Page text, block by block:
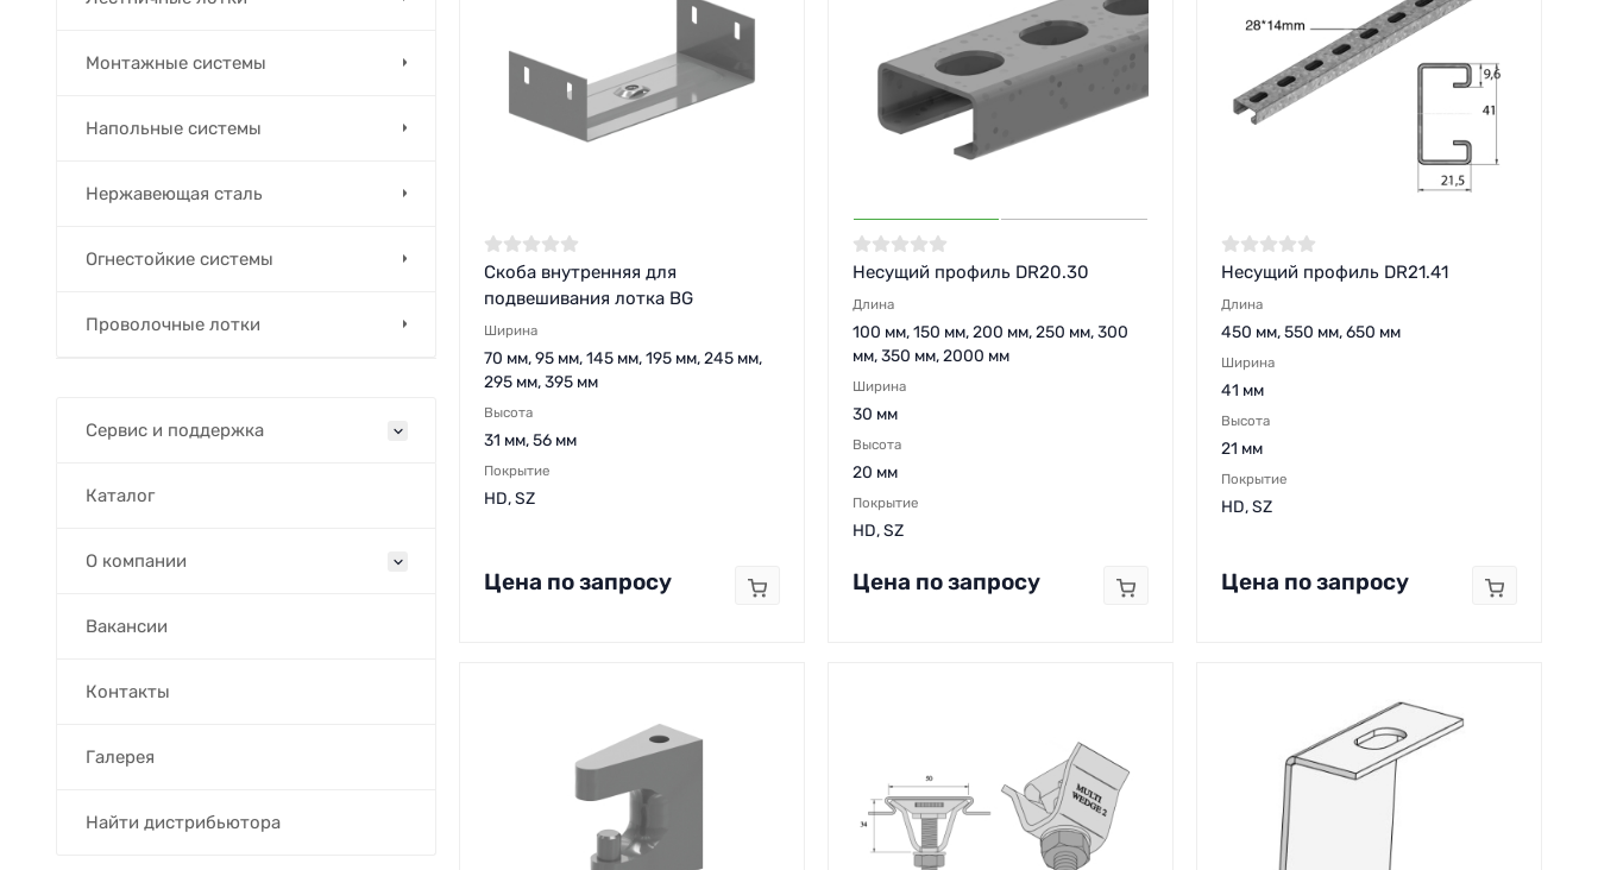
Монтажные системы
Напольные системы
Нержавеющая сталь
Огнестойкие системы
Проволочные лотки
Сервис и поддержка
Каталог
О компании
Вакансии
Контакты
Галерея
Найти дистрибьютора
Скоба внутренняя для
подвешивания лотка BG
Ширина
70 мм, 95 мм, 145 мм, 195 мм, 245 мм,
295 мм, 395 мм
Высота
31 мм, 56 мм
Покрытие
HD, SZ
Цена по запросу
Несущий профиль DR20.30
Длина
100 мм, 150 мм, 200 мм, 250 мм, 300
мм, 350 мм, 2000 мм
Ширина
30 мм
Высота
20 мм
Покрытие
HD, SZ
Цена по запросу
Несущий профиль DR21.41
Длина
450 мм, 550 мм, 650 мм
Ширина
41 мм
Высота
21 мм
Покрытие
HD, SZ
Цена по запросу